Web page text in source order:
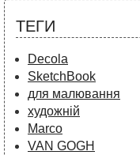
ТЕГИ
Decola
SketchBook
для малювання
художній
Marco
VAN GOGH